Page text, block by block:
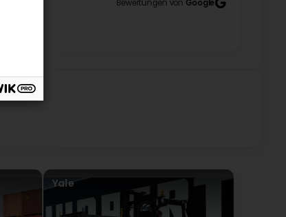
Bewertungen von Google
Yale